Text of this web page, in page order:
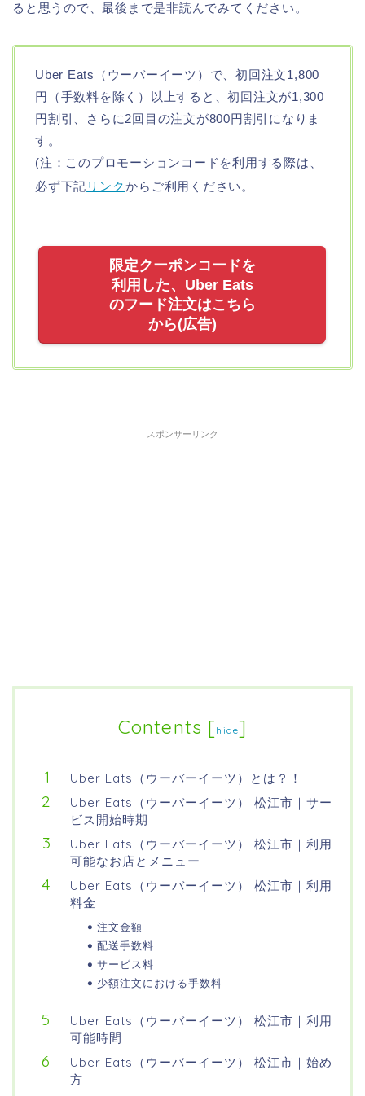
ると思うので、最後まで是非読んでみてください。
Uber Eats（ウーバーイーツ）で、初回注文1,800
円（手数料を除く）以上すると、初回注文が1,300
円割引、さらに2回目の注文が800円割引になりま
す。
(注：このプロモーションコードを利用する際は、
必ず下記 リンクからご利用ください。
限定クーポンコードを
利用した、Uber Eats
のフード注文はこちら
から(広告)
スポンサーリンク
Contents [hide]
Uber Eats（ウーバーイーツ）とは？！
Uber Eats（ウーバーイーツ） 松江市｜サー
ビス開始時期
Uber Eats（ウーバーイーツ） 松江市｜利用
可能なお店とメニュー
Uber Eats（ウーバーイーツ） 松江市｜利用
料金
注文金額
配送手数料
サービス料
少額注文における手数料
Uber Eats（ウーバーイーツ） 松江市｜利用
可能時間
Uber Eats（ウーバーイーツ） 松江市｜始め
方